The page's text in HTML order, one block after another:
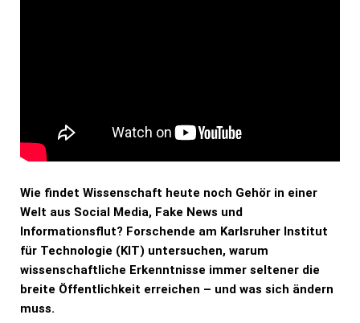
Wie findet Wissenschaft heute noch Gehör in einer
Welt aus Social Media, Fake News und
Informationsflut? Forschende am Karlsruher Institut
für Technologie (KIT) untersuchen, warum
wissenschaftliche Erkenntnisse immer seltener die
breite Öffentlichkeit erreichen – und was sich ändern
muss.